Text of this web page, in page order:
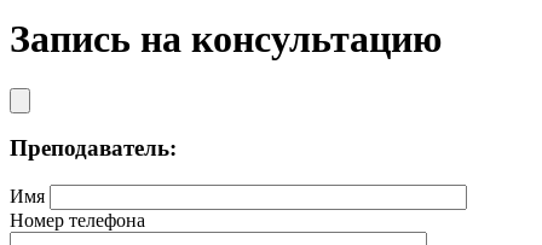
Запись на консультацию
Преподаватель:
Имя
Номер телефона